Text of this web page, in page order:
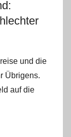
und die
Übrigens.
auf die